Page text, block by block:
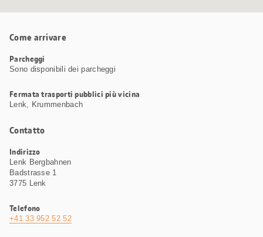
Come arrivare
Parcheggi
Sono disponibili dei parcheggi
Fermata trasporti pubblici più vicina
Lenk, Krummenbach
Contatto
Indirizzo
Lenk Bergbahnen
Badstrasse 1
3775 Lenk
Telefono
+41 33 952 52 52